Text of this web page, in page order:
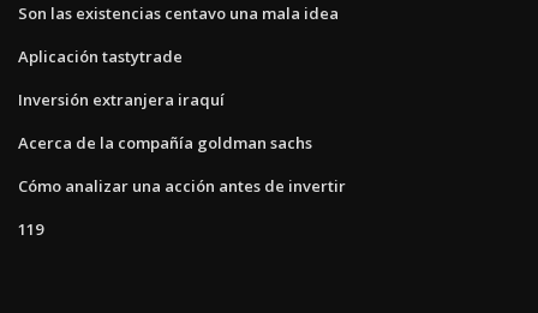
Son las existencias centavo una mala idea
Aplicación tastytrade
Inversión extranjera iraquí
Acerca de la compañía goldman sachs
Cómo analizar una acción antes de invertir
119